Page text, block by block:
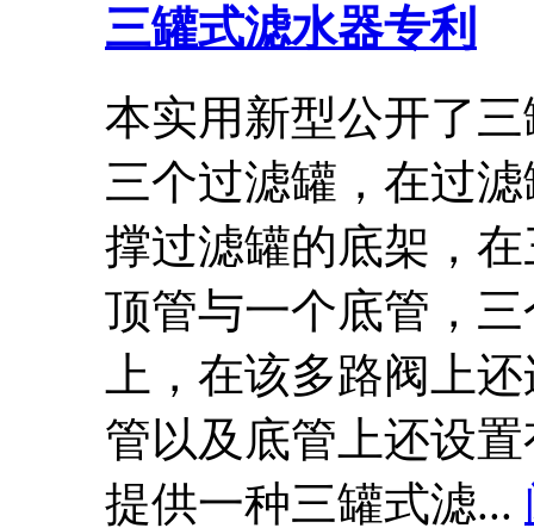
三罐式滤水器专利
本实用新型公开了
三个过滤罐，在过
撑过滤罐的底架，
顶管与一个底管，
上，在该多路阀上
管以及底管上还设
提供一种三罐式滤...